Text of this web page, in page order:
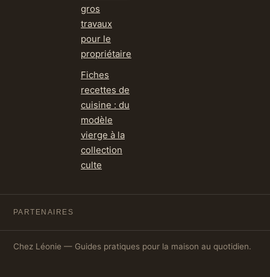
gros
travaux
pour le
propriétaire
Fiches
recettes de
cuisine : du
modèle
vierge à la
collection
culte
PARTENAIRES
Chez Léonie — Guides pratiques pour la maison au quotidien.